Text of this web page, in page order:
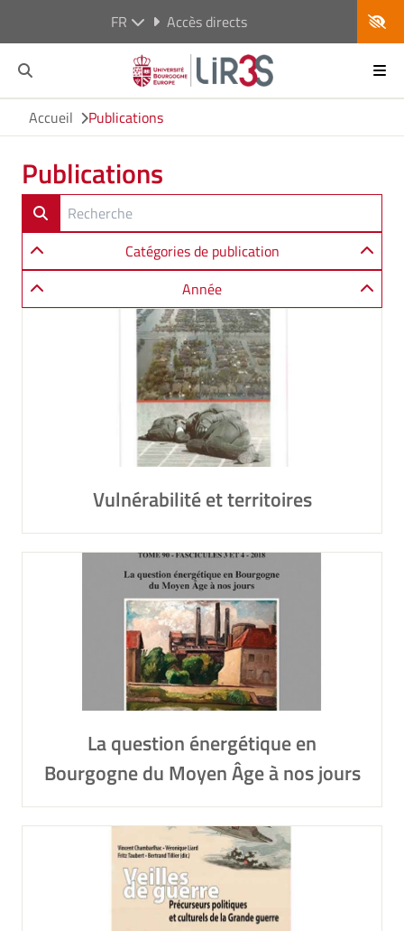
FR Accès directs
Accueil Publications
Publications
Catégories de publication
Année
Vulnérabilité et territoires
La question énergétique en
Bourgogne du Moyen Âge à nos jours